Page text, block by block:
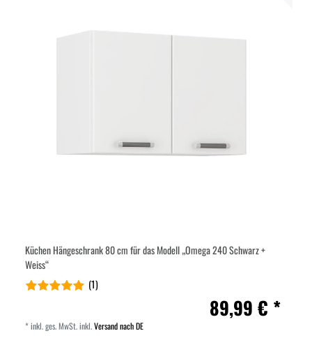
Küchen Hängeschrank 80 cm für das Modell „Omega 240 Schwarz +
Weiss“
(1)
89,99 € *
*inkl. ges. MwSt.inkl.Versand nach DE